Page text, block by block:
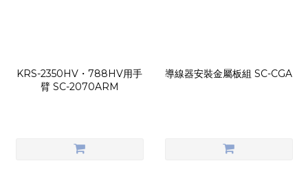
KRS-2350HV・788HV用手
臂 SC-2070ARM
導線器安裝金屬板組 SC-CGA